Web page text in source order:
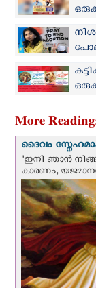
More
ദൈവം
"ഇനി ഞാന്‍
കാരണം,